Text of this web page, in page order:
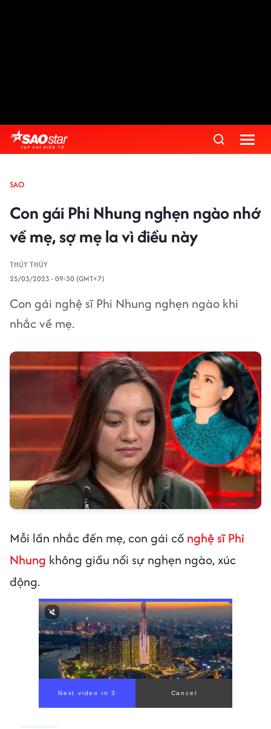
SAO
Con gái Phi Nhung nghẹn ngào nhớ
về mẹ, sợ mẹ la vì điều này
THÚY THÚY
25/03/2023 - 09:30 (GMT+7)
Con gái nghệ sĩ Phi Nhung nghẹn ngào khi
nhắc về mẹ.
Mỗi lần nhắc đến mẹ, con gái cố nghệ sĩ Phi
Nhung không giấu nổi sự nghẹn ngào, xúc
động.